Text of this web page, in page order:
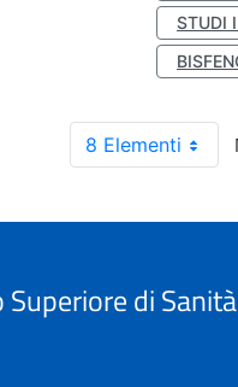
STUDI
8 Elementi
di Sanità